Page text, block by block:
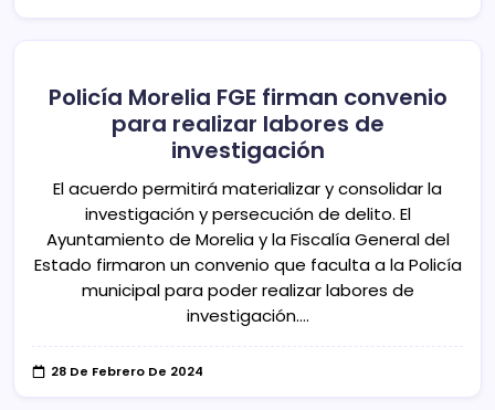
Policía Morelia FGE firman convenio
para realizar labores de
investigación
El acuerdo permitirá materializar y consolidar la
investigación y persecución de delito. El
Ayuntamiento de Morelia y la Fiscalía General del
Estado firmaron un convenio que faculta a la Policía
municipal para poder realizar labores de
investigación.…
28 De Febrero De 2024